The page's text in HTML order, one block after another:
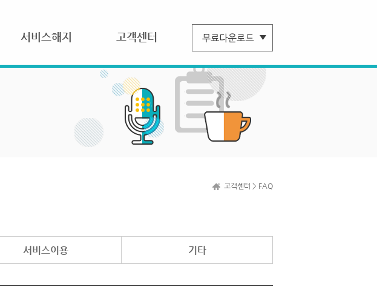
서비스해지 고객센터
고객센터 > FAQ
서비스이용 기타